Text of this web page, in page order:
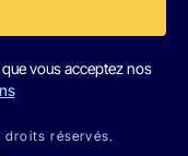
vous acceptez nos
droits réservés.